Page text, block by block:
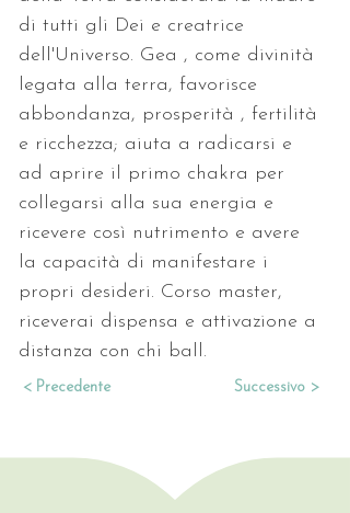
di tutti gli Dei e creatrice
dell'Universo. Gea , come divinità
legata alla terra, favorisce
abbondanza, prosperità , fertilità
e ricchezza; aiuta a radicarsi e
ad aprire il primo chakra per
collegarsi alla sua energia e
ricevere così nutrimento e avere
la capacità di manifestare i
propri desideri. Corso master,
riceverai dispensa e attivazione a
distanza con chi ball.
< Precedente Successivo >